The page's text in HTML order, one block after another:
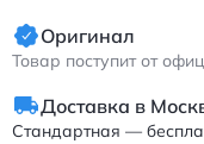
Нью Балэнс 9060
комбинированным
Оригинал
Товар поступит от
Доставка в
Стандартная —